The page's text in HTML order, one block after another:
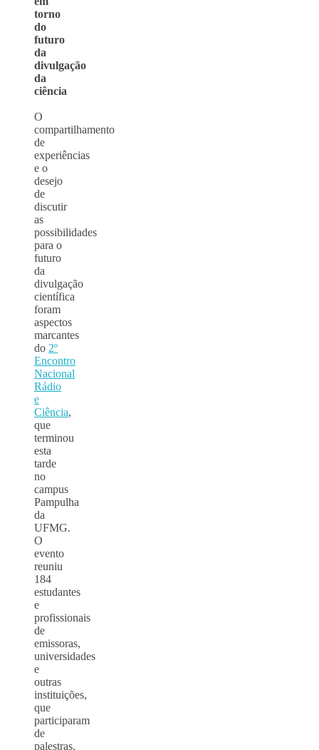
torno
do
futuro
da
divulgação
da
ciência
O
compartilhamento
de
experiências
e o
desejo
de
discutir
as
possibilidades
para o
futuro
da
divulgação
científica
foram
aspectos
marcantes
do 2º
Encontro
Nacional
Rádio
e
Ciência,
que
terminou
esta
tarde
no
campus
Pampulha
da
UFMG.
O
evento
reuniu
184
estudantes
e
profissionais
de
emissoras,
universidades
e
outras
instituições,
que
participaram
de
palestras,